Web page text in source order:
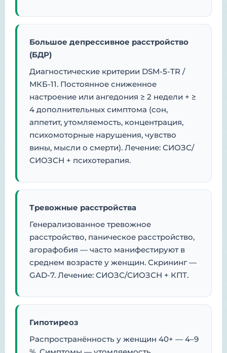
Большое депрессивное расстройство
(БДР)
Диагностические критерии DSM-5-TR /
МКБ-11. Постоянное сниженное
настроение или ангедония ≥ 2 недели + ≥
4 дополнительных симптома (сон,
аппетит, утомляемость, концентрация,
психомоторные нарушения, чувство
вины, мысли о смерти). Лечение: СИОЗС/
СИОЗСН + психотерапия.
Тревожные расстройства
Генерализованное тревожное
расстройство, паническое расстройство,
агорафобия — часто манифестируют в
среднем возрасте у женщин. Скрининг —
GAD-7. Лечение: СИОЗС/СИОЗСН + КПТ.
Гипотиреоз
Распространённость у женщин 40+ — 4–9